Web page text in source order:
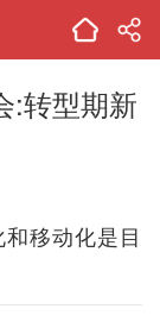
:转型期新
移动化是目